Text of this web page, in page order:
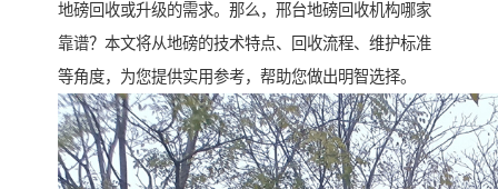
地磅回收或升级的需求。那么，邢台地磅回收机构哪家
靠谱？本文将从地磅的技术特点、回收流程、维护标准
等角度，为您提供实用参考，帮助您做出明智选择。